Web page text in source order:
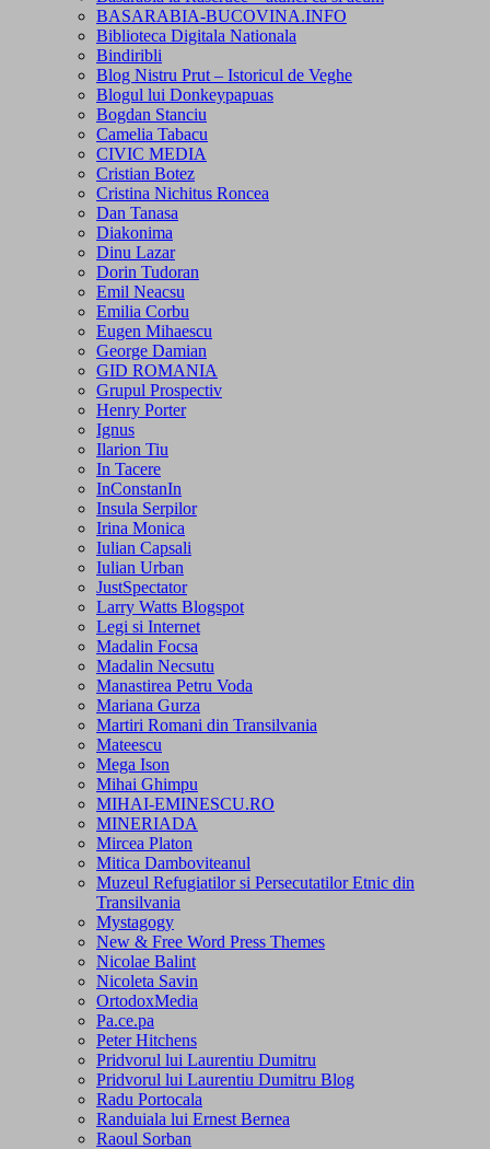
BASARABIA-BUCOVINA.INFO
Biblioteca Digitala Nationala
Bindiribli
Blog Nistru Prut – Istoricul de Veghe
Blogul lui Donkeypapuas
Bogdan Stanciu
Camelia Tabacu
CIVIC MEDIA
Cristian Botez
Cristina Nichitus Roncea
Dan Tanasa
Diakonima
Dinu Lazar
Dorin Tudoran
Emil Neacsu
Emilia Corbu
Eugen Mihaescu
George Damian
GID ROMANIA
Grupul Prospectiv
Henry Porter
Ignus
Ilarion Tiu
In Tacere
InConstanIn
Insula Serpilor
Irina Monica
Iulian Capsali
Iulian Urban
JustSpectator
Larry Watts Blogspot
Legi si Internet
Madalin Focsa
Madalin Necsutu
Manastirea Petru Voda
Mariana Gurza
Martiri Romani din Transilvania
Mateescu
Mega Ison
Mihai Ghimpu
MIHAI-EMINESCU.RO
MINERIADA
Mircea Platon
Mitica Damboviteanul
Muzeul Refugiatilor si Persecutatilor Etnic din
Transilvania
Mystagogy
New & Free Word Press Themes
Nicolae Balint
Nicoleta Savin
OrtodoxMedia
Pa.ce.pa
Peter Hitchens
Pridvorul lui Laurentiu Dumitru
Pridvorul lui Laurentiu Dumitru Blog
Radu Portocala
Randuiala lui Ernest Bernea
Raoul Sorban